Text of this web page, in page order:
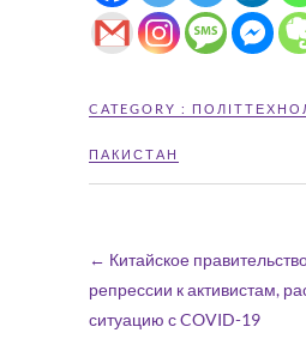
CATEGORY :
ПАКИСТАН
← Китайское
репрессии к активистам,
ситуацию с COVID-19